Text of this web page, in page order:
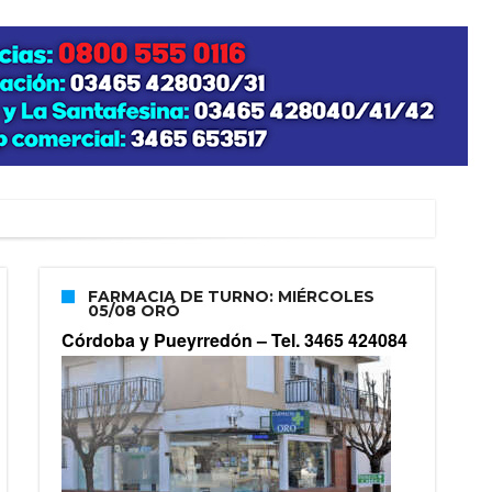
FARMACIA DE TURNO: MIÉRCOLES
05/08 ORÓ
Córdoba y Pueyrredón –Tel. 3465 424084